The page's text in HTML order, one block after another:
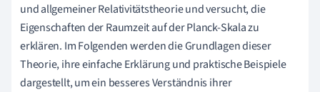
und allgemeiner Relativitätstheorie und versucht, die
Eigenschaften der Raumzeit auf der Planck-Skala zu
erklären. Im Folgenden werden die Grundlagen dieser
Theorie, ihre einfache Erklärung und praktische Beispiele
dargestellt, um ein besseres Verständnis ihrer